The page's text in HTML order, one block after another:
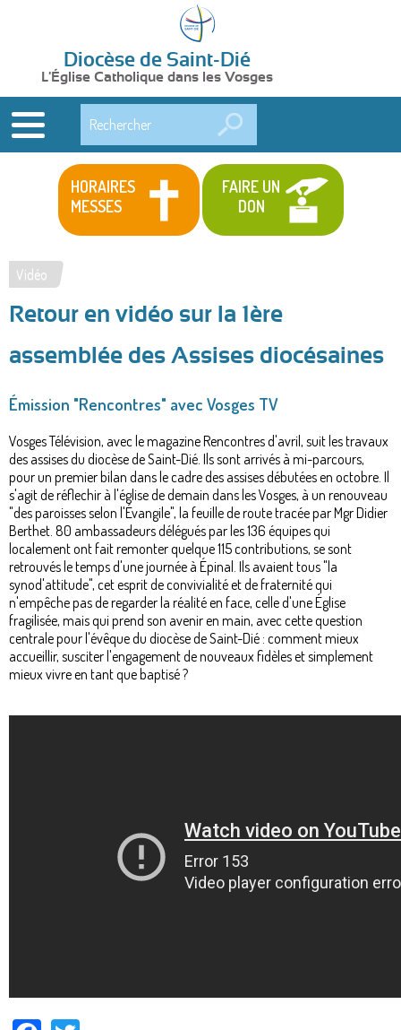
Diocèse de Saint-Dié
L'Église Catholique dans les Vosges
HORAIRES
MESSES
FAIRE UN
DON
Vous
êtes
ici
Vidéo
Retour en vidéo sur la 1ère
assemblée des Assises diocésaines
Émission "Rencontres" avec Vosges TV
Vosges Télévision, avec le magazine Rencontres d'avril, suit les travaux
des assises du diocèse de Saint-Dié. Ils sont arrivés à mi-parcours,
pour un premier bilan dans le cadre des assises débutées en octobre. Il
s'agit de réflechir à l'église de demain dans les Vosges, à un renouveau
"des paroisses selon l'Évangile", la feuille de route tracée par Mgr Didier
Berthet. 80 ambassadeurs délégués par les 136 équipes qui
localement ont fait remonter quelque 115 contributions, se sont
retrouvés le temps d'une journée à Épinal. Ils avaient tous "la
synod'attitude", cet esprit de convivialité et de fraternité qui
n'empêche pas de regarder la réalité en face, celle d'une Église
fragilisée, mais qui prend son avenir en main, avec cette question
centrale pour l'évêque du diocèse de Saint-Dié : comment mieux
accueillir, susciter l'engagement de nouveaux fidèles et simplement
mieux vivre en tant que baptisé ?